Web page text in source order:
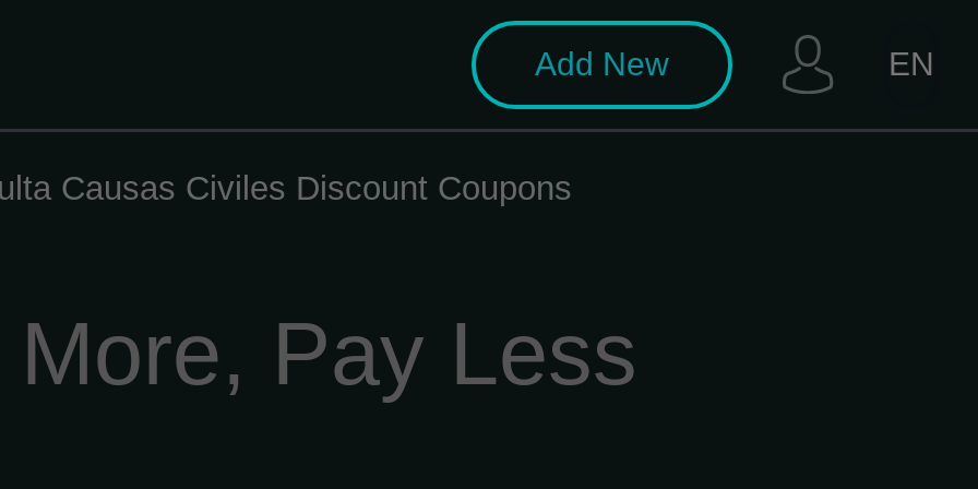
Add New EN
Causas Civiles Discount Coupons
Pay Less